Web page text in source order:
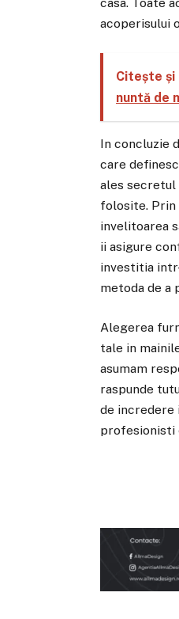
acoperisului
Citește și
nuntă de
In concluzie
care
ales secretul
folosite.
invelitoarea
ii asigure
investitia
metoda de
Alegerea
tale in
asumam
raspunde
de incredere
profesionisti